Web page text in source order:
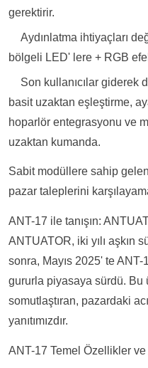
gerektirir.
Aydınlatma ihtiyaçları
bölgeli LED' lere + RGB
Son kullanıcılar giderek
basit uzaktan eşleştirme,
hoparlör entegrasyonu ve
uzaktan kumanda.
Sabit modüllere sahip
pazar taleplerini
ANT-17 ile tanışın:
ANTUATOR, iki yılı aşkın
sonra, Mayıs 2025' te
gururla piyasaya sürdü. Bu
somutlaştıran, pazardaki
yanıtımızdır.
ANT-17 Temel Özellikler